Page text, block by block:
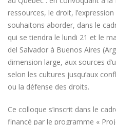
ressources, le droit,
souhaitons aborder, dans le
qui se tiendra le lundi 21 et le
del Salvador à Buenos Aires
dimension large, aux sources
selon les cultures jusqu’aux
ou la défense des droits.
Ce colloque s’inscrit dans le
financé par le programme «